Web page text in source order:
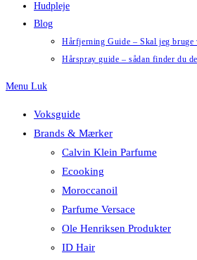
Hudpleje
Blog
Hårfjerning Guide – Skal jeg bruge
Hårspray guide – sådan finder du
Menu Luk
Voksguide
Brands & Mærker
Calvin Klein Parfume
Ecooking
Moroccanoil
Parfume Versace
Ole Henriksen Produkter
ID Hair